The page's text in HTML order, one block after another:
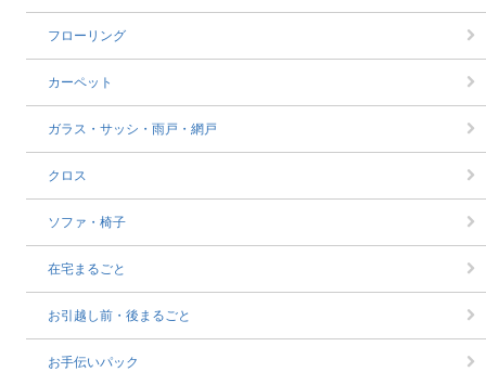
フローリング
カーペット
ガラス・サッシ・雨戸・網戸
クロス
ソファ・椅子
在宅まるごと
お引越し前・後まるごと
お手伝いパック